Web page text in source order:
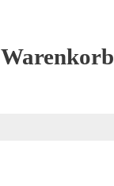
Warenkorb